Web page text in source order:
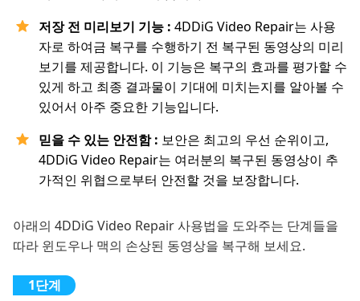
저장 전 미리보기 기능 : 4DDiG Video Repair는 사용
자로 하여금 복구를 수행하기 전 복구된 동영상의 미리
보기를 제공합니다. 이 기능은 복구의 효과를 평가할 수
있게 하고 최종 결과물이 기대에 미치는지를 알아볼 수
있어서 아주 중요한 기능입니다.
믿을 수 있는 안전함 : 보안은 최고의 우선 순위이고,
4DDiG Video Repair는 여러분의 복구된 동영상이 추
가적인 위협으로부터 안전할 것을 보장합니다.
아래의 4DDiG Video Repair 사용법을 도와주는 단계들을
따라 윈도우나 맥의 손상된 동영상을 복구해 보세요.